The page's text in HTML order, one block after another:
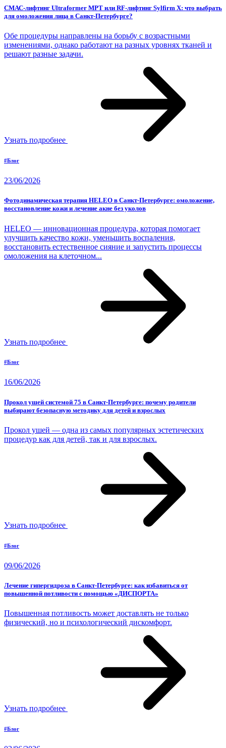
СМАС-лифтинг Ultraformer MPT или RF-лифтинг Sylfirm X: что выбрать
для омоложения лица в Санкт-Петербурге?
Обе процедуры направлены на борьбу с возрастными
изменениями, однако работают на разных уровнях тканей и
решают разные задачи.
Узнать подробнее
#Блог
23/06/2026
Фотодинамическая терапия HELEO в Санкт-Петербурге: омоложение,
восстановление кожи и лечение акне без уколов
HELEO — инновационная процедура, которая помогает
улучшить качество кожи, уменьшить воспаления,
восстановить естественное сияние и запустить процессы
омоложения на клеточном...
Узнать подробнее
#Блог
16/06/2026
Прокол ушей системой 75 в Санкт-Петербурге: почему родители
выбирают безопасную методику для детей и взрослых
Прокол ушей — одна из самых популярных эстетических
процедур как для детей, так и для взрослых.
Узнать подробнее
#Блог
09/06/2026
Лечение гипергидроза в Санкт-Петербурге: как избавиться от
повышенной потливости с помощью «ДИСПОРТА»
Повышенная потливость может доставлять не только
физический, но и психологический дискомфорт.
Узнать подробнее
#Блог